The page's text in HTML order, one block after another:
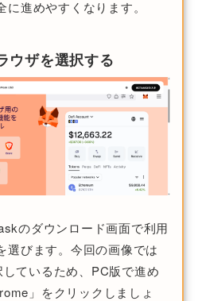
に進めやすくなります。
ウザを選択する
のダウンロード画面で利用
選びます。今回の画像では
ているため、PC版で進め
」をクリックしましょ